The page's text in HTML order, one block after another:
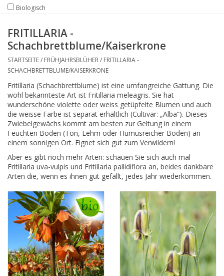
Biologisch
FRITILLARIA -
Schachbrettblume/Kaiserkrone
STARTSEITE/ FRÜHJAHRSBLÜHER/ FRITILLARIA -
SCHACHBRETTBLUME/KAISERKRONE
Fritillaria (Schachbrettblume) ist eine umfangreiche Gattung. Die
wohl bekannteste Art ist Fritillaria meleagris. Sie hat
wunderschöne violette oder weiss getüpfelte Blumen und auch
die weisse Farbe ist separat erhältlich (Cultivar: „Alba“). Dieses
Zwiebelgewächs kommt am besten zur Geltung in einem
Feuchten Boden (Ton, Lehm oder Humusreicher Boden) an
einem sonnigen Ort. Eignet sich gut zum Verwildern!
Aber es gibt noch mehr Arten: schauen Sie sich auch mal
Fritillaria uva-vulpis und Fritillaria pallidiflora an, beides dankbare
Arten die, wenn es ihnen gut gefällt, jedes Jahr wiederkommen.